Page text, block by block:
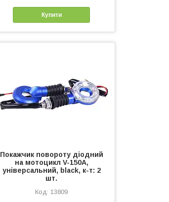
Купити
Покажчик повороту діодний
на мотоцикл V-150A,
універсальний, black, к-т: 2
шт.
13809